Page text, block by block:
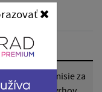
komisie za